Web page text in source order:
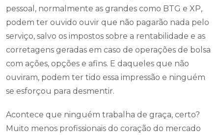
pessoal, normalmente as grandes como BTG e XP,
podem ter ouvido ouvir que não pagarão nada pelo
serviço, salvo os impostos sobre a rentabilidade e as
corretagens geradas em caso de operações de bolsa
com ações, opções e afins. E daqueles que não
ouviram, podem ter tido essa impressão e ninguém
se esforçou para desmentir.
Acontece que ninguém trabalha de graça, certo?
Muito menos profissionais do coração do mercado